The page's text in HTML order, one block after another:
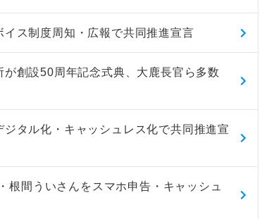
ス制度周知・広報で共同推進宣言
創設50周年記念式典、大鹿長官ら多数
タル化・キャッシュレス化で共同推進宣
根間ういさんをスマホ申告・キャッシュ
式の評価の仕方と記載
円
市街地周辺土地の評価 Ｑ
&amp;Ａ（二訂版）
税込5,060円